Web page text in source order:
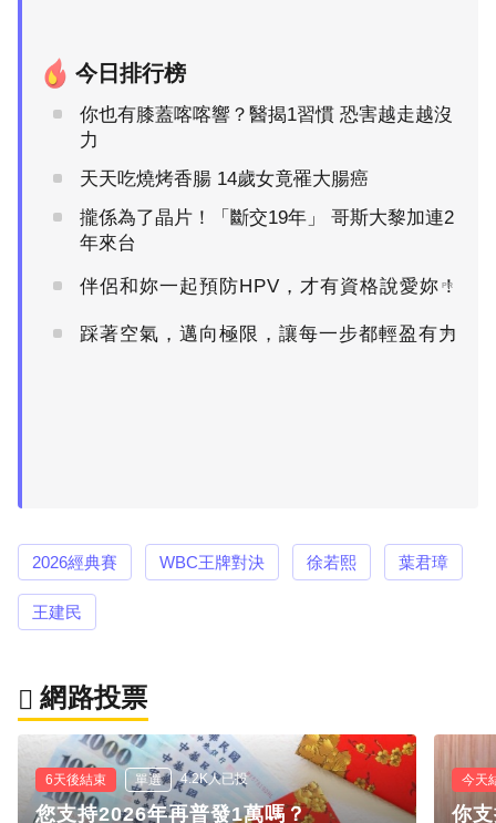
今日排行榜
你也有膝蓋喀喀響？醫揭1習慣 恐害越走越沒
力
天天吃燒烤香腸 14歲女竟罹大腸癌
攏係為了晶片！「斷交19年」 哥斯大黎加連2
年來台
伴侶和妳一起預防HPV，才有資格說愛妳！
PR
踩著空氣，邁向極限，讓每一步都輕盈有力
PR
2026經典賽 WBC王牌對決 徐若熙 葉君璋
王建民
網路投票
6天後結束 單選 4.2K人已投
您支持2026年再普發1萬嗎？
今天
你